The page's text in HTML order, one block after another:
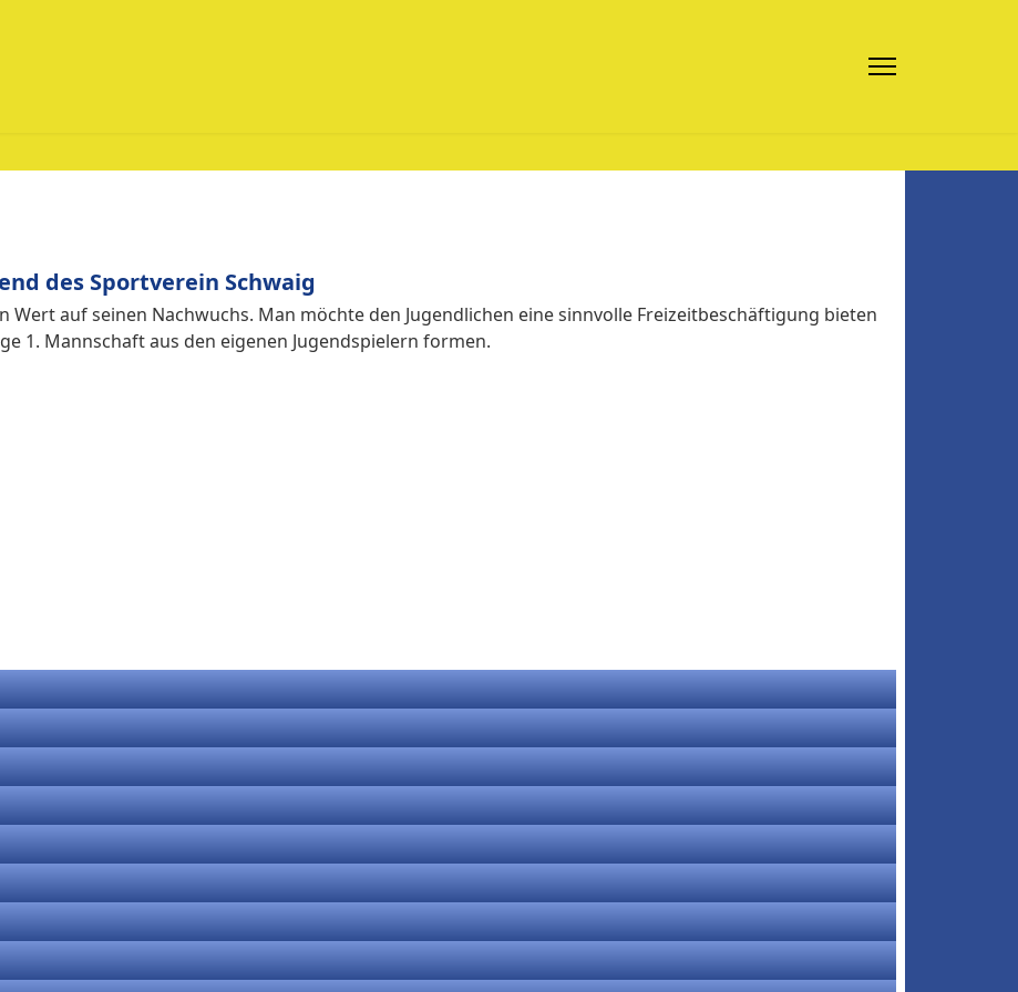
des Sportverein Schwaig
Wert auf seinen Nachwuchs. Man möchte den Jugendlichen eine sinnvolle Freizeitbeschäftigung bieten
1. Mannschaft aus den eigenen Jugendspielern formen.